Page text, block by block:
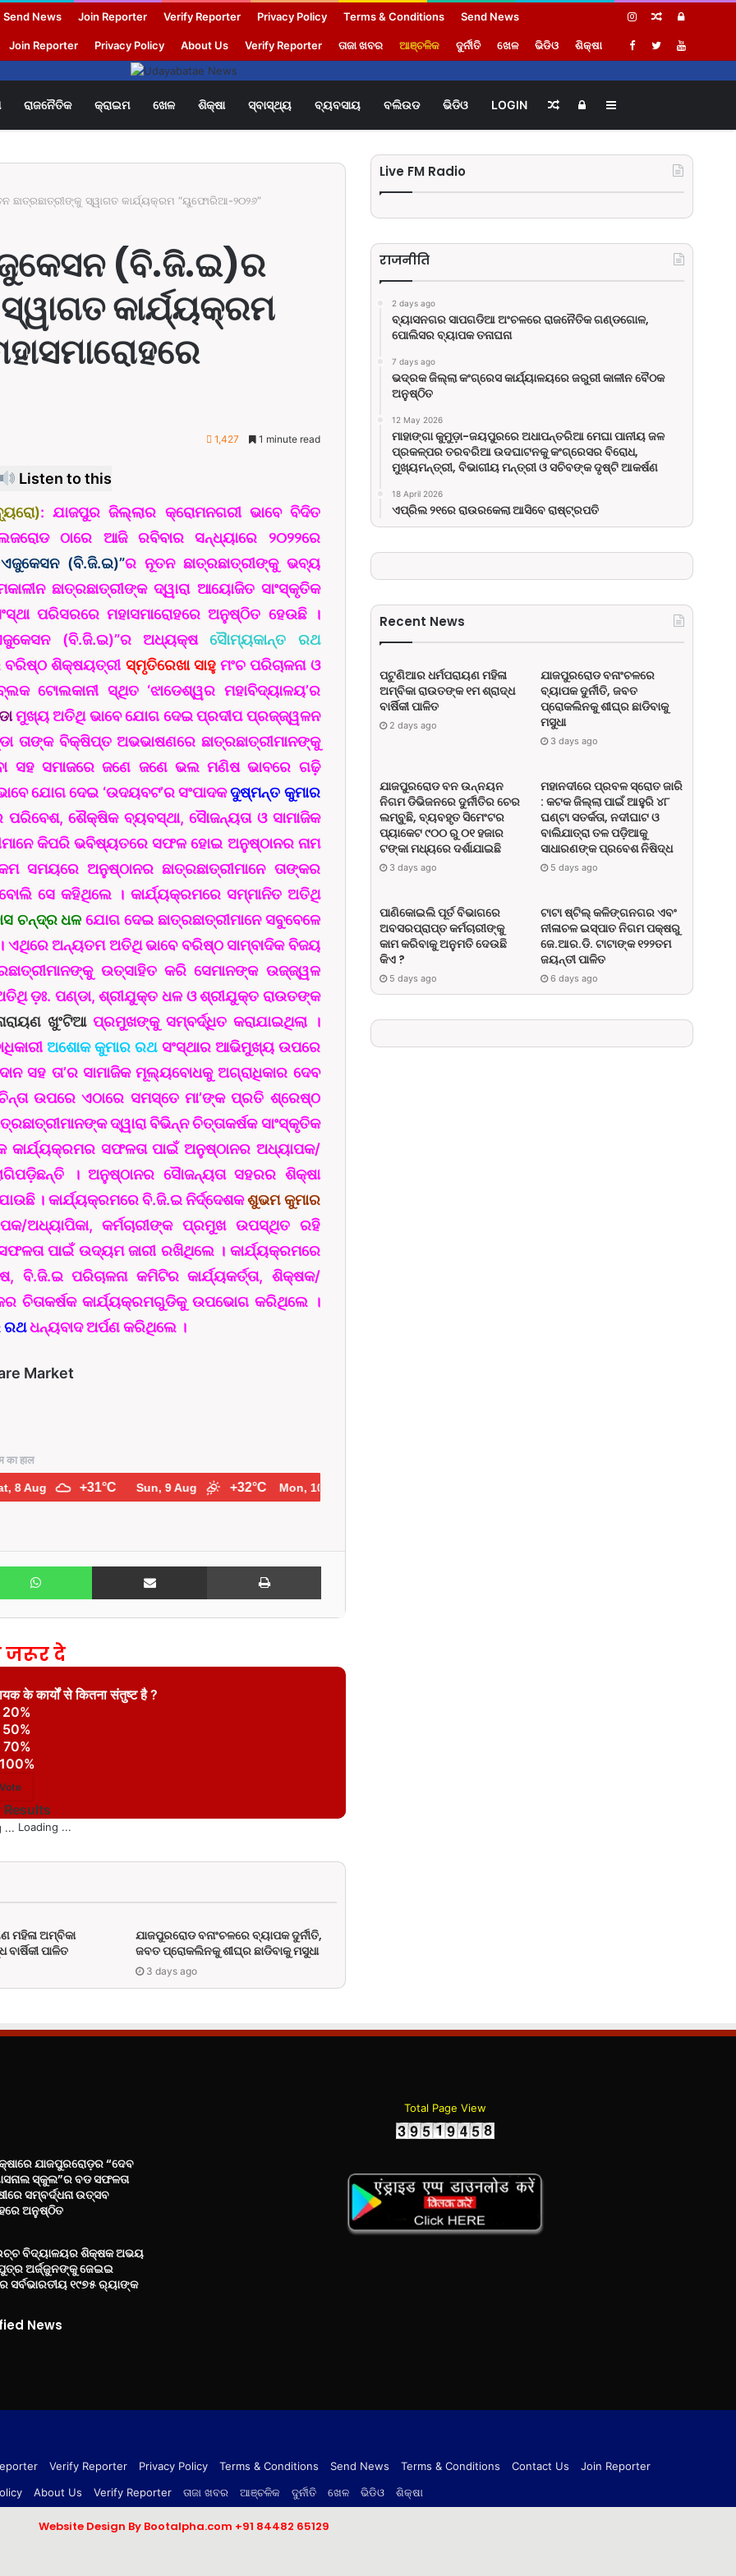
Send News Join Reporter Verify Reporter Privacy Policy Terms & Conditions Send News
Join Reporter Privacy Policy About Us Verify Reporter ତାଜା ଖବର ଆଞ୍ଚଳିକ ଦୁର୍ନୀତି ଖେଳ ଭିଡିଓ ଶିକ୍ଷା
Log
In
Random
Article
ରାଜନୈତିକ କ୍ରାଇମ ଖେଳ ଶିକ୍ଷା ସ୍ବାସ୍ଥ୍ୟ ବ୍ୟବସାୟ ବଲିଉଡ ଭିଡିଓ LOGIN Sidebar
In
Random
Article
ଛାତ୍ରଛାତ୍ରୀଙ୍କୁ ସ୍ୱାଗତ କାର୍ଯ୍ୟକ୍ରମ “ୟୁଫୋରିଆ-୨୦୨୬”
(ବି.ଜି.ଇ)ର
କାର୍ଯ୍ୟକ୍ରମ
1,427 1 minute read
Listen to this
: ଯାଜପୁର ଜିଲ୍ଲାର କ୍ରୋମନଗରୀ ଭାବେ ବିଦିତ
ଠାରେ ଆଜି ରବିବାର ସନ୍ଧ୍ୟାରେ ୨୦୨୨ରେ
(ବି.ଜି.ଇ)”ର ନୂତନ ଛାତ୍ରଛାତ୍ରୀଙ୍କୁ ଭବ୍ୟ
ଛାତ୍ରଛାତ୍ରୀଙ୍କ ଦ୍ୱାରା ଆୟୋଜିତ ସାଂସ୍କୃତିକ
ପରିସରରେ ମହାସମାରୋହରେ ଅନୁଷ୍ଠିତ ହେଉଛି ।
(ବି.ଜି.ଇ)”ର ଅଧ୍ୟକ୍ଷସୈାମ୍ୟକାନ୍ତ ରଥ
ବରିଷ୍ଠ ଶିକ୍ଷୟତ୍ରୀ ସ୍ମୃତିରେଖା ସାହୁମଂଚ ପରିଚାଳନା ଓ
ଟୋଲକାନୀ ସ୍ଥିତ ‘ଝାଡେଶ୍ୱର ମହାବିଦ୍ୟାଳୟ’ର
ମୁଖ୍ୟ ଅତିଥି ଭାବେ ଯୋଗ ଦେଇ ପ୍ରଦୀପ ପ୍ରଜ୍ଜ୍ୱଳନ
ତାଙ୍କ ବିକ୍ଷିପ୍ତ ଅଭଭାଷଣରେ ଛାତ୍ରଛାତ୍ରୀମାନଙ୍କୁ
ସହ ସମାଜରେ ଜଣେ ଜଣେ ଭଲ ମଣିଷ ଭାବରେ ଗଢ଼ି
ଯୋଗ ଦେଇ ‘ଉଦୟବଟ’ର ସଂପାଦକଦୁଷ୍ମନ୍ତ କୁମାର
ଶୈକ୍ଷିକ ବ୍ୟବସ୍ଥା, ସୈାଜନ୍ୟତା ଓ ସାମାଜିକ
କିପରି ଭବିଷ୍ୟତରେ ସଫଳ ହୋଇ ଅନୁଷ୍ଠାନର ନାମ
ଅନୁଷ୍ଠାନର ଛାତ୍ରଛାତ୍ରୀମାନେ ତାଙ୍କର
ସେ କହିଥିଲେ । କାର୍ଯ୍ୟକ୍ରମରେ ସମ୍ମାନିତ ଅତିଥି
ଚନ୍ଦ୍ର ଧଳ ଯୋଗ ଦେଇ ଛାତ୍ରଛାତ୍ରୀମାନେ ସବୁବେଳେ
ଏଥିରେ ଅନ୍ୟତମ ଅତିଥି ଭାବେ ବରିଷ୍ଠ ସାମ୍ବାଦିକ ବିଜୟ
ଉତ୍ସାହିତ କରି ସେମାନଙ୍କ ଉଜ୍ଜ୍ୱଳ
ଡ଼ଃ. ପଣ୍ଡା, ଶ୍ରୀଯୁକ୍ତ ଧଳ ଓ ଶ୍ରୀଯୁକ୍ତ ରାଉତଙ୍କ
ଖୁଂଟିଆପ୍ରମୁଖଙ୍କୁ ସମ୍ବର୍ଦ୍ଧିତ କରାଯାଇଥିଲା ।
ଅଶୋକ କୁମାର ରଥସଂସ୍ଥାର ଆଭିମୁଖ୍ୟ ଉପରେ
ସହ ତା’ର ସାମାଜିକ ମୂଲ୍ୟବୋଧକୁ ଅଗ୍ରାଧିକାର ଦେବ
ଉପରେ ଏଠାରେ ସମସ୍ତେ ମା’ଙ୍କ ପ୍ରତି ଶ୍ରେଷ୍ଠ
ଦ୍ୱାରା ବିଭିନ୍ନ ଚିତ୍ତାକର୍ଷକ ସାଂସ୍କୃତିକ
କାର୍ଯ୍ୟକ୍ରମର ସଫଳତା ପାଇଁ ଅନୁଷ୍ଠାନର ଅଧ୍ୟାପକ/
। ଅନୁଷ୍ଠାନର ସୈାଜନ୍ୟତା ସହରର ଶିକ୍ଷା
। କାର୍ଯ୍ୟକ୍ରମରେ ବି.ଜି.ଇ ନିର୍ଦ୍ଦେଶକଶୁଭମ କୁମାର
ଅଧ୍ୟାପିକା, କର୍ମଚାରୀଙ୍କ ପ୍ରମୁଖ ଉପସ୍ଥିତ ରହି
ପାଇଁ ଉଦ୍ୟମ ଜାରୀ ରଖିଥିଲେ । କାର୍ଯ୍ୟକ୍ରମରେ
ବି.ଜି.ଇ ପରିଚାଳନା କମିଟିର କାର୍ଯ୍ୟକର୍ତ୍ତା, ଶିକ୍ଷକ/
ଚିତାକର୍ଷକ କାର୍ଯ୍ୟକ୍ରମଗୁଡିକୁ ଉପଭୋଗ କରିଥିଲେ ।
ରଥଧନ୍ୟବାଦ ଅର୍ପଣ କରିଥିଲେ ।
Market
का हाल
Aug +31°C Sun, 9 Aug +32°C Mon, 10 Aug
WhatsApp Share via Email
जरूर दे
के कार्यों से कितना संतुष्ट है ?
20%
50%
70%
100%
Results
Loading ...
ମହିଳା ଅମ୍ବିକା
ପାଳିତ
ଯାଜପୁରରୋଡ ବନାଂଚଳରେ ବ୍ୟାପକ ଦୁର୍ନୀତି,
ଜବତ ପ୍ରୋକଲିନକୁ ଶୀଘ୍ର ଛାଡିବାକୁ ମସୁଧା
3 days ago
Live FM Radio
राजनीति
2 days ago
ବ୍ୟାସନଗର ସାପଗଡିଆ ଅଂଚଳରେ ରାଜନୈତିକ ଗଣ୍ଡଗୋଳ,
ପୋଲିସର ବ୍ୟାପକ ତନାଘନା
7 days ago
ଭଦ୍ରକ ଜିଲ୍ଲା କଂଗ୍ରେସ କାର୍ଯ୍ୟାଳୟରେ ଜରୁରୀ କାଳୀନ ବୈଠକ
ଅନୁଷ୍ଠିତ
12 May 2026
ମାହାଙ୍ଗା କୁମୁଡ଼ା-ଜୟପୁରରେ ଅଧାପନ୍ତରିଆ ମେଘା ପାନୀୟ ଜଳ
ପ୍ରକଳ୍ପର ତରବରିଆ ଉଦଘାଟନକୁ କଂଗ୍ରେସର ବିରୋଧ,
ମୁଖ୍ୟମନ୍ତ୍ରୀ, ବିଭାଗୀୟ ମନ୍ତ୍ରୀ ଓ ସଚିବଙ୍କ ଦୃଷ୍ଟି ଆକର୍ଷଣ
18 April 2026
ଏପ୍ରିଲ ୨୧ରେ ରାଉରକେଲା ଆସିବେ ରାଷ୍ଟ୍ରପତି
Recent News
ପଟୁଣିଆର ଧର୍ମପରାୟଣ ମହିଳା
ଅମ୍ବିକା ରାଉତଙ୍କ ୧ମ ଶ୍ରାଦ୍ଧ
ବାର୍ଷିକୀ ପାଳିତ
2 days ago
ଯାଜପୁରରୋଡ ବନାଂଚଳରେ
ବ୍ୟାପକ ଦୁର୍ନୀତି, ଜବତ
ପ୍ରୋକଲିନକୁ ଶୀଘ୍ର ଛାଡିବାକୁ
ମସୁଧା
3 days ago
ଯାଜପୁରରୋଡ ବନ ଉନ୍ନୟନ
ନିଗମ ଡିଭିଜନରେ ଦୁର୍ନୀତିର ଚେର
ଲମ୍ବୁଛି, ବ୍ୟବହୃତ ସିମେଂଟର
ପ୍ୟାକେଟ ୯୦୦ ରୁ ୦୧ ହଜାର
ଟଙ୍କା ମଧ୍ୟରେ ଦର୍ଶାଯାଇଛି
3 days ago
ମହାନଦୀରେ ପ୍ରବଳ ସ୍ରୋତ ଜାରି
: କଟକ ଜିଲ୍ଲା ପାଇଁ ଆହୁରି ୪୮
ଘଣ୍ଟା ସତର୍କତା, ନଦୀଘାଟ ଓ
ବାଲିଯାତ୍ରା ତଳ ପଡ଼ିଆକୁ
ସାଧାରଣଙ୍କ ପ୍ରବେଶ ନିଷିଦ୍ଧ
5 days ago
ପାଣିକୋଇଲି ପୂର୍ତ ବିଭାଗରେ
ଅବସରପ୍ରାପ୍ତ କର୍ମଚାରୀଙ୍କୁ
କାମ କରିବାକୁ ଅନୁମତି ଦେଉଛି
କିଏ ?
5 days ago
ଟାଟା ଷ୍ଟିଲ୍ କଳିଙ୍ଗନଗର ଏବଂ
ନୀଳାଚଳ ଇସ୍ପାତ ନିଗମ ପକ୍ଷରୁ
ଜେ.ଆର.ଡି. ଟାଟାଙ୍କ ୧୨୨ତମ
ଜୟନ୍ତୀ ପାଳିତ
6 days ago
ଯାଜପୁରରୋଡ଼ର “ଦେବ
ସ୍କୁଲ”ର ବଡ ସଫଳତା
ସମ୍ବର୍ଦ୍ଧନା ଉତ୍ସବ
ଅନୁଷ୍ଠିତ
ବିଦ୍ୟାଳୟର ଶିକ୍ଷକ ଅଭୟ
ଅର୍ଜ୍ଜୁନଙ୍କୁ ଜେଇଇ
ସର୍ବଭାରତୀୟ ୧୯୭୫ ର‌୍ୟାଙ୍କ
News
Total Page View
Verify Reporter Privacy Policy Terms & Conditions Send News Terms & Conditions Contact Us
Join Reporter
About Us Verify Reporter ତାଜା ଖବର ଆଞ୍ଚଳିକ ଦୁର୍ନୀତି ଖେଳ ଭିଡିଓ ଶିକ୍ଷା
Website Design By Bootalpha.com +91 84482 65129